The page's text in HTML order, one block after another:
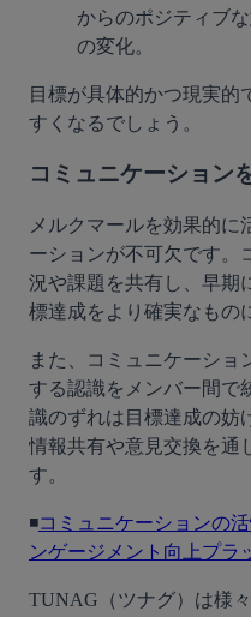
からのポジティブ
の変化。
目標が具体的かつ現実的
すくなるでしょう。
コミュニケーション
メルクマールを効果的
ーションが不可欠です。
況や課題を共有し、早期
標達成をより確実なもの
また、コミュニケーショ
する認識をメンバー間で
識のずれは目標達成の妨
情報共有や意見交換を通
す。
◾️コミュニケーションの
ンゲージメント向上プラ
TUNAG（ツナグ）は様